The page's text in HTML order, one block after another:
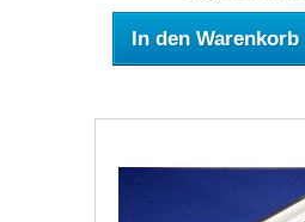
In den Warenkorb